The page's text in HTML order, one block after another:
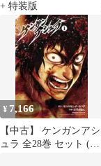
+ 特装版
¥ 7,166
【中古】 ケンガンアシ
ュラ 全28巻 セット (1-